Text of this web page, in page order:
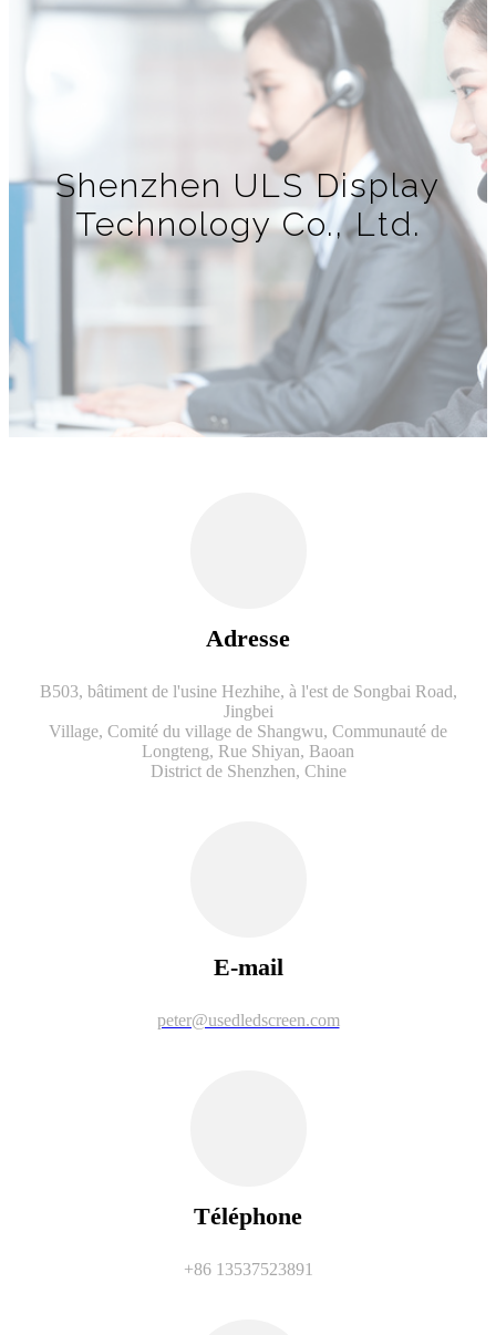
Shenzhen ULS Display
Technology Co., Ltd.
Adresse
B503, bâtiment de l'usine Hezhihe, à l'est de Songbai Road,
Jingbei
Village, Comité du village de Shangwu, Communauté de
Longteng, Rue Shiyan, Baoan
District de Shenzhen, Chine
E-mail
peter@usedledscreen.com
Téléphone
+86 13537523891